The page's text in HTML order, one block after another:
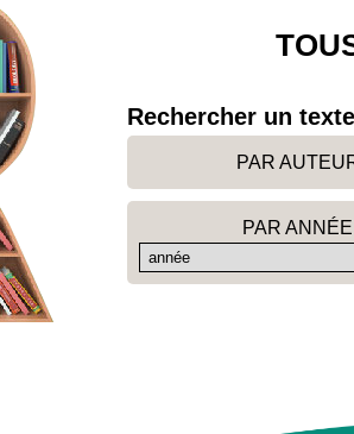
Rechercher un texte
PAR
PAR ANNÉE